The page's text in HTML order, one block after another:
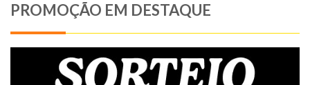
PROMOÇÃO EM DESTAQUE